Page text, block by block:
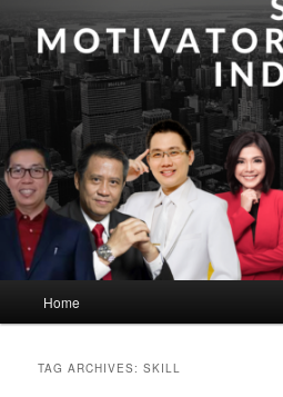
Home
TAG ARCHIVES:SKILL